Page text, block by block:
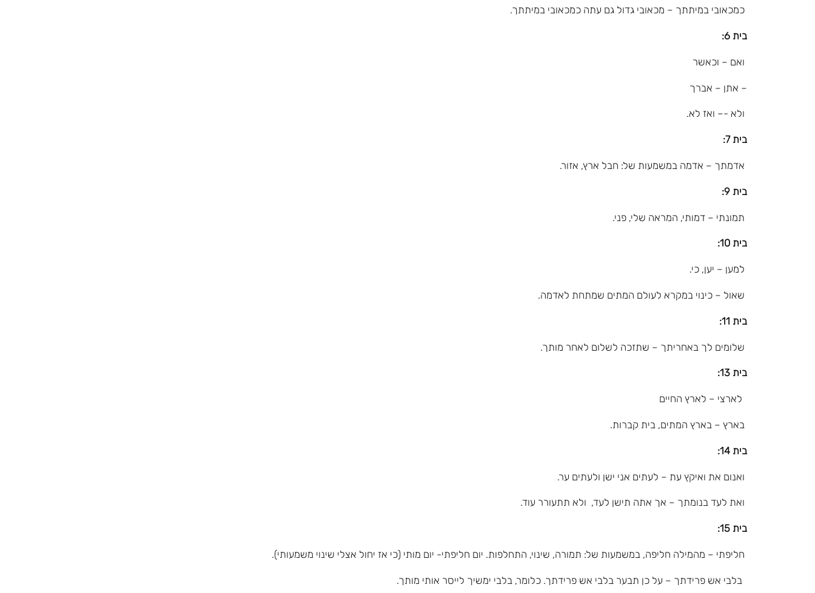
כמכאובי במיתתך – מכאובי גדול גם עתה כמכאובי במיתתך.
בית 6:
ואם – וכאשר
– אתן – אברך
ולא -– ואז לא.
בית 7:
אדמתך – אדמה במשמעות של: חבל ארץ, אזור.
בית 9:
תמונתי – דמותי, המראה שלי, פני.
בית 10:
למען – יען, כי.
שאול – כינוי במקרא לעולם המתים שמתחת לאדמה.
בית 11:
שלומים לך באחריתך – שתזכה לשלום לאחר מותך.
בית 13:
לארצי – לארץ החיים
בארץ – בארץ המתים, בית קברות.
בית 14:
ואנום את ואיקץ עת – לעתים אני ישן ולעתים ער.
ואת לעד בנומתך – אך אתה תישן לעד, ולא תתעורר עוד.
בית 15:
חליפתי – מהמילה חליפה, במשמעות של: תמורה, שינוי, התחלפות. יום חליפתי- יום מותי (כי אז יחול אצלי שינוי משמעותי).
בלבי אש פרידתך – על כן תבער בלבי אש פרידתך. כלומר, בלבי ימשיך לייסר אותי מותך.